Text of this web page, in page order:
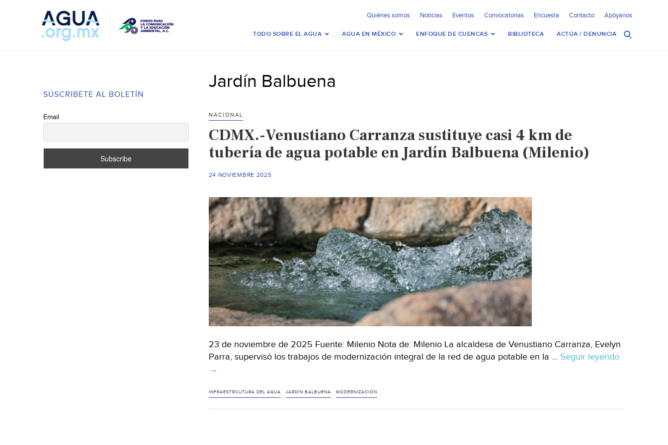
Quiénes somos Noticias Eventos Convocatorias Encuesta Contacto Apóyanos
TODO SOBRE EL AGUA AGUA EN MÉXICO ENFOQUE DE CUENCAS BIBLIOTECA ACTÚA / DENUNCIA
SÚSCRIBETE AL BOLETÍN
Email
Jardín Balbuena
NACIONAL
CDMX.-Venustiano Carranza sustituye casi 4 km de
tubería de agua potable en Jardín Balbuena (Milenio)
24 NOVIEMBRE 2025
23 de noviembre de 2025 Fuente: Milenio Nota de: Milenio La alcaldesa de Venustiano Carranza, Evelyn
Parra, supervisó los trabajos de modernización integral de la red de agua potable en la … Seguir leyendoCDMX.-
→
INFRAESTRCUTURA DEL AGUA JARDÍN BALBUENA MODERNIZACIÓN